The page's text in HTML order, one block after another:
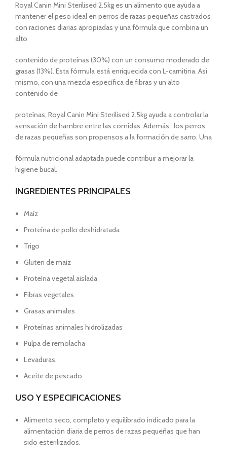
Royal Canin Mini Sterilised 2.5kg es un alimento que ayuda a
mantener el peso ideal en perros de razas pequeñas castrados
con raciones diarias apropiadas y una fórmula que combina un
alto
contenido de proteínas (30%) con un consumo moderado de
grasas (13%). Esta fórmula está enriquecida con L-carnitina. Así
mismo, con una mezcla específica de fibras y un alto
contenido de
proteínas, Royal Canin Mini Sterilised 2.5kg ayuda a controlar la
sensación de hambre entre las comidas. Además, los perros
de razas pequeñas son propensos a la formación de sarro. Una
fórmula nutricional adaptada puede contribuir a mejorar la
higiene bucal.
INGREDIENTES PRINCIPALES
Maíz
Proteína de pollo deshidratada
Trigo
Gluten de maíz
Proteína vegetal aislada
Fibras vegetales
Grasas animales
Proteínas animales hidrolizadas
Pulpa de remolacha
Levaduras,
Aceite de pescado
USO Y ESPECIFICACIONES
Alimento seco, completo y equilibrado indicado para la
alimentación diaria de perros de razas pequeñas que han
sido esterilizados.